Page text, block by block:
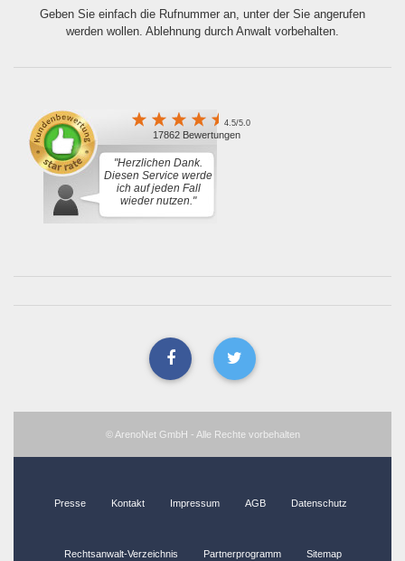
Geben Sie einfach die Rufnummer an, unter der Sie angerufen
werden wollen. Ablehnung durch Anwalt vorbehalten.
4.5/5.0
17862 Bewertungen
"Herzlichen Dank.
Diesen Service werde
ich auf jeden Fall
wieder nutzen."
© ArenoNet GmbH - Alle Rechte vorbehalten
Presse Kontakt Impressum AGB Datenschutz
Rechtsanwalt-Verzeichnis Partnerprogramm Sitemap